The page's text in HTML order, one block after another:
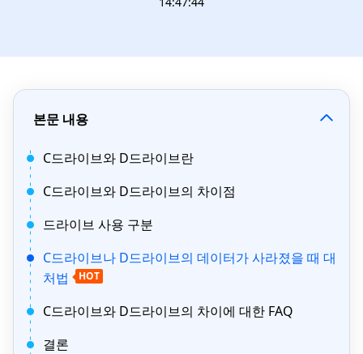
본문 내용
C드라이브와 D드라이브란
C드라이브와 D드라이브의 차이점
드라이브 사용 구분
C드라이브나 D드라이브의 데이터가 사라졌을 때 대
처법
HOT
C드라이브와 D드라이브의 차이에 대한 FAQ
결론